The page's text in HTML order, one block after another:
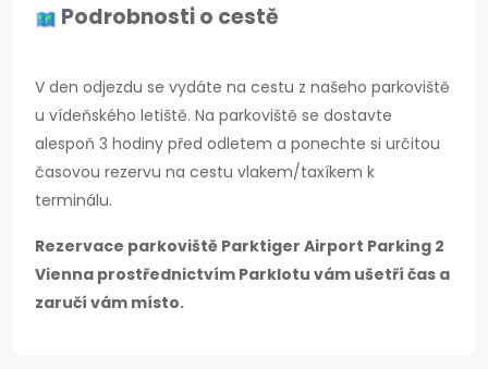
Podrobnosti o cestě
V den odjezdu se vydáte na cestu z našeho parkoviště
u vídeňského letiště. Na parkoviště se dostavte
alespoň 3 hodiny před odletem a ponechte si určitou
časovou rezervu na cestu vlakem/taxíkem k
terminálu.
Rezervace parkoviště Parktiger Airport Parking 2
Vienna prostřednictvím Parklotu vám ušetří čas a
zaručí vám místo.